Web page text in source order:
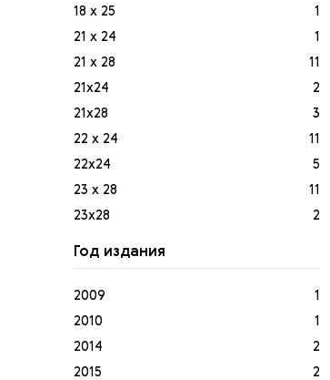
Крамской Иван
1
Крамской Иван. Неизвес...
1
Ларионов Михаил
1
Передвижники
2
Перов Василий
1
Перов Василий. Охотник...
1
Поленов Василий
1
Попова Любовь
1
Репин Илья
2
Сомов Константин
1
Сомов Константин. Дама...
1
Третьяковская галерея
4
Тропинин Василий
1
18 х 25
1
21 х 24
1
21 х 28
11
21х24
2
21х28
3
22 х 24
11
22х24
5
23 х 28
11
23х28
2
Год издания
2009
1
2010
1
2014
2
2015
2